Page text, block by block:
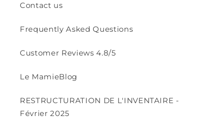
Contact us
Frequently Asked Questions
Customer Reviews 4.8/5
Le MamieBlog
RESTRUCTURATION DE L'INVENTAIRE -
Février 2025